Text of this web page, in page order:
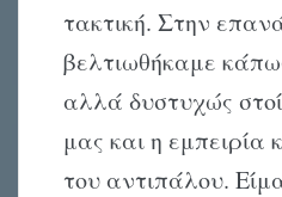
τακτική. Στην
βελτιωθήκαμε
αλλά δυστυχώς
μας και η εμπειρία
του αντιπάλου.